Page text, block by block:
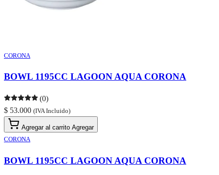
CORONA
BOWL 1195CC LAGOON AQUA CORONA
(0)
$ 53.000 (IVA Incluido)
Agregar al carrito Agregar
CORONA
BOWL 1195CC LAGOON AQUA CORONA